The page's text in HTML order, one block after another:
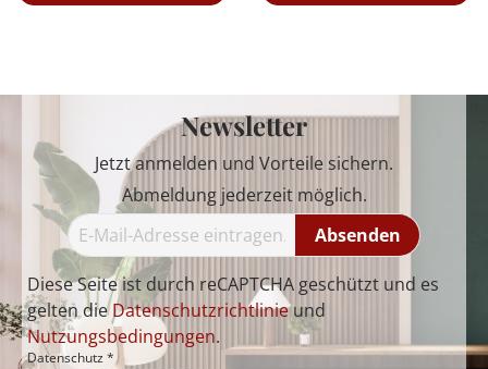
Newsletter
Jetzt anmelden und Vorteile sichern.
Abmeldung jederzeit möglich.
Absenden
Diese Seite ist durch reCAPTCHA geschützt und es
gelten dieDatenschutzrichtlinieund
Nutzungsbedingungen.
Datenschutz *